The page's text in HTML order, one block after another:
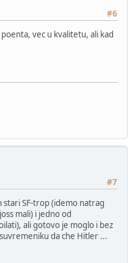
#6
vec u kvalitetu, ali kad
#7
stari SF-trop (idemo natrag
mali) i jedno od
ali gotovo je moglo i bez
da che Hitler ...